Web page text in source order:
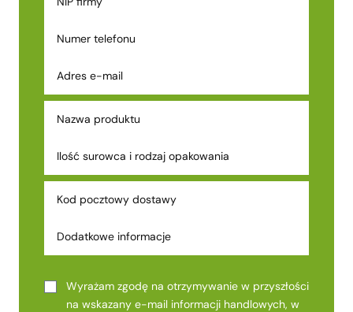
Wyrażam zgodę na otrzymywanie w przyszłości
na wskazany e-mail informacji handlowych, w